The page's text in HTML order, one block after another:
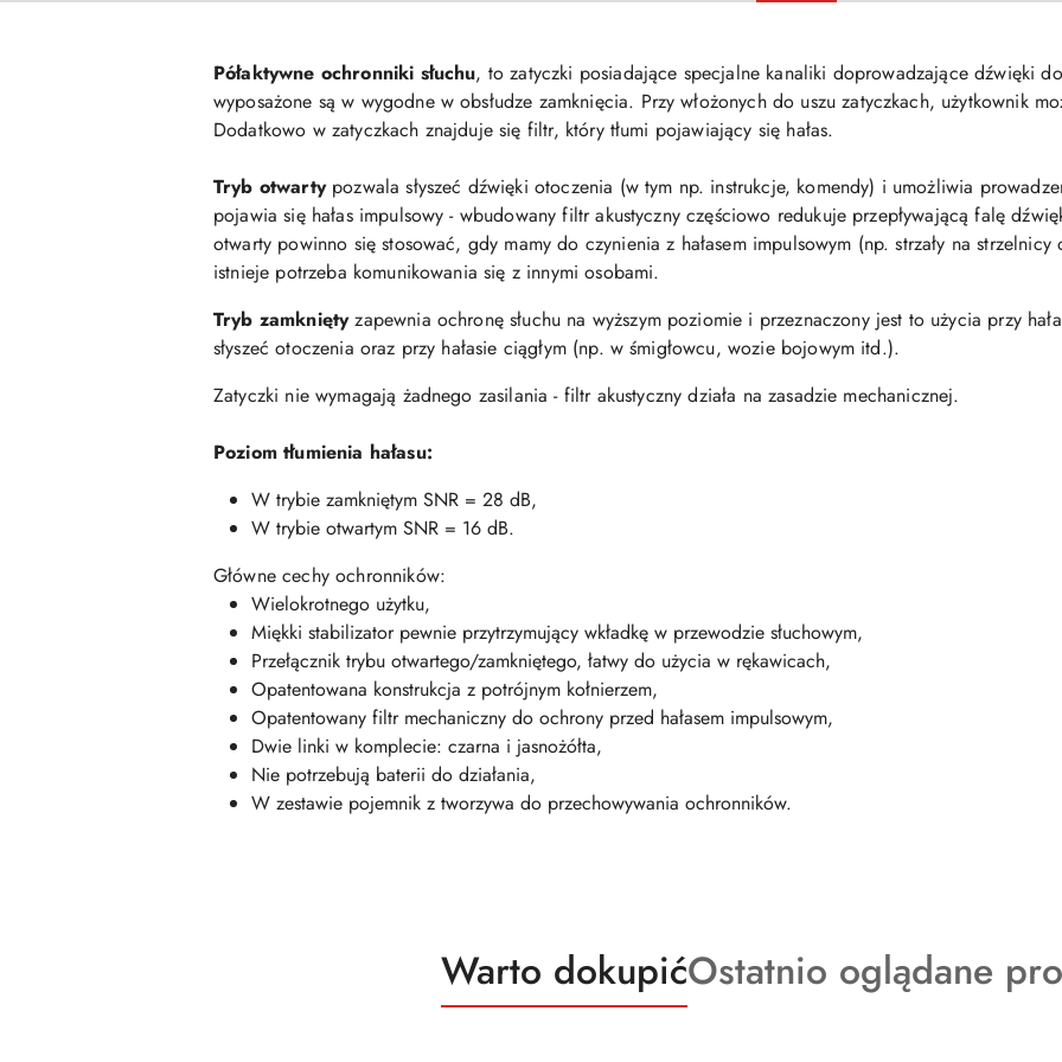
Półaktywne ochronniki słuchu, to zatyczki posiadające specjalne kanaliki doprowadzające dźwięki
wyposażone są w wygodne w obsłudze zamknięcia. Przy włożonych do uszu zatyczkach, użytkownik
Dodatkowo w zatyczkach znajduje się filtr, który tłumi pojawiający się hałas.
Tryb otwartypozwala słyszeć dźwięki otoczenia (w tym np. instrukcje, komendy) i umożliwia
pojawia się hałas impulsowy - wbudowany filtr akustyczny częściowo redukuje przepływającą falę
otwarty powinno się stosować, gdy mamy do czynienia z hałasem impulsowym (np. strzały na
istnieje potrzeba komunikowania się z innymi osobami.
Tryb zamkniętyzapewnia ochronę słuchu na wyższym poziomie i przeznaczony jest to użycia przy
słyszeć otoczenia oraz przy hałasie ciągłym (np. w śmigłowcu, wozie bojowym itd.).
Zatyczki nie wymagają żadnego zasilania - filtr akustyczny działa na zasadzie mechanicznej.
Poziom tłumienia hałasu:
W trybie zamkniętym SNR = 28 dB,
W trybie otwartym SNR = 16 dB.
Główne cechy ochronników:
Wielokrotnego użytku,
Miękki stabilizator pewnie przytrzymujący wkładkę w przewodzie słuchowym,
Przełącznik trybu otwartego/zamkniętego, łatwy do użycia w rękawicach,
Opatentowana konstrukcja z potrójnym kołnierzem,
Opatentowany filtr mechaniczny do ochrony przed hałasem impulsowym,
Dwie linki w komplecie: czarna i jasnożółta,
Nie potrzebują baterii do działania,
W zestawie pojemnik z tworzywa do przechowywania ochronników.
Produkty
o
Warto dokupićProdukty
o
Ostatnio oglądane